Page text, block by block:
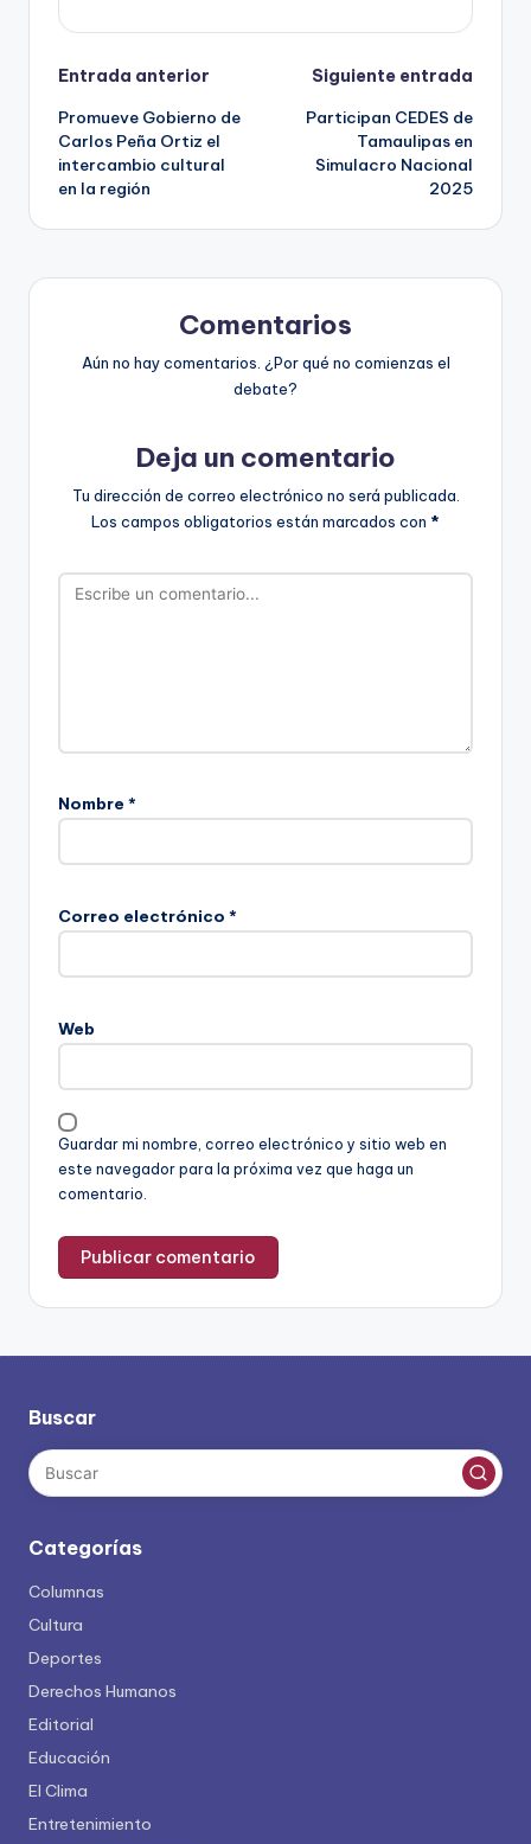
Navegación
de
entradas
Entrada anterior
Promueve Gobierno de
Carlos Peña Ortiz el
intercambio cultural
en la región
Siguiente entrada
Participan CEDES de
Tamaulipas en
Simulacro Nacional
2025
Comentarios
Aún no hay comentarios. ¿Por qué no comienzas el
debate?
Deja un comentario
Tu dirección de correo electrónico no será publicada.
Los campos obligatorios están marcados con *
Nombre *
Correo electrónico *
Web
Guardar mi nombre, correo electrónico y sitio web en
este navegador para la próxima vez que haga un
comentario.
Buscar
Categorías
Columnas
Cultura
Deportes
Derechos Humanos
Editorial
Educación
El Clima
Entretenimiento